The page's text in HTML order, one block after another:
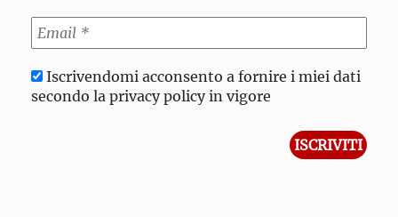
Iscrivendomi acconsento a fornire i miei dati
secondo la privacy policy in vigore